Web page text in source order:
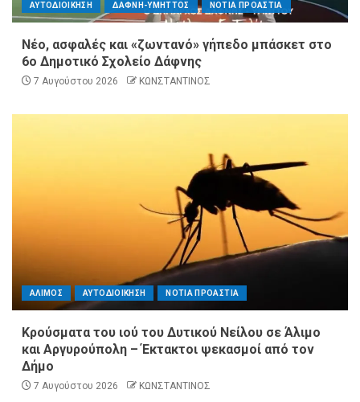
ΑΥΤΟΔΙΟΙΚΗΣΗ ΔΑΦΝΗ-ΥΜΗΤΤΟΣ ΝΟΤΙΑ ΠΡΟΑΣΤΙΑ
Νέο, ασφαλές και «ζωντανό» γήπεδο μπάσκετ στο
6ο Δημοτικό Σχολείο Δάφνης
7 Αυγούστου 2026 ΚΩΝΣΤΑΝΤΙΝΟΣ
ΑΛΙΜΟΣ ΑΥΤΟΔΙΟΙΚΗΣΗ ΝΟΤΙΑ ΠΡΟΑΣΤΙΑ
Κρούσματα του ιού του Δυτικού Νείλου σε Άλιμο
και Αργυρούπολη – Έκτακτοι ψεκασμοί από τον
Δήμο
7 Αυγούστου 2026 ΚΩΝΣΤΑΝΤΙΝΟΣ